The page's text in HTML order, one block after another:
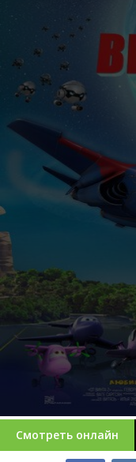
Смотреть онлайн